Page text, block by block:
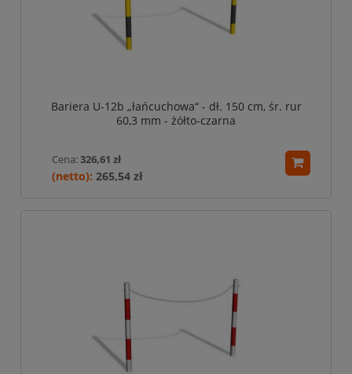
Bariera U-12b „łańcuchowa“ - dł. 150 cm, śr. rur
60,3 mm - żółto-czarna
Cena:326,61 zł
265,54 zł